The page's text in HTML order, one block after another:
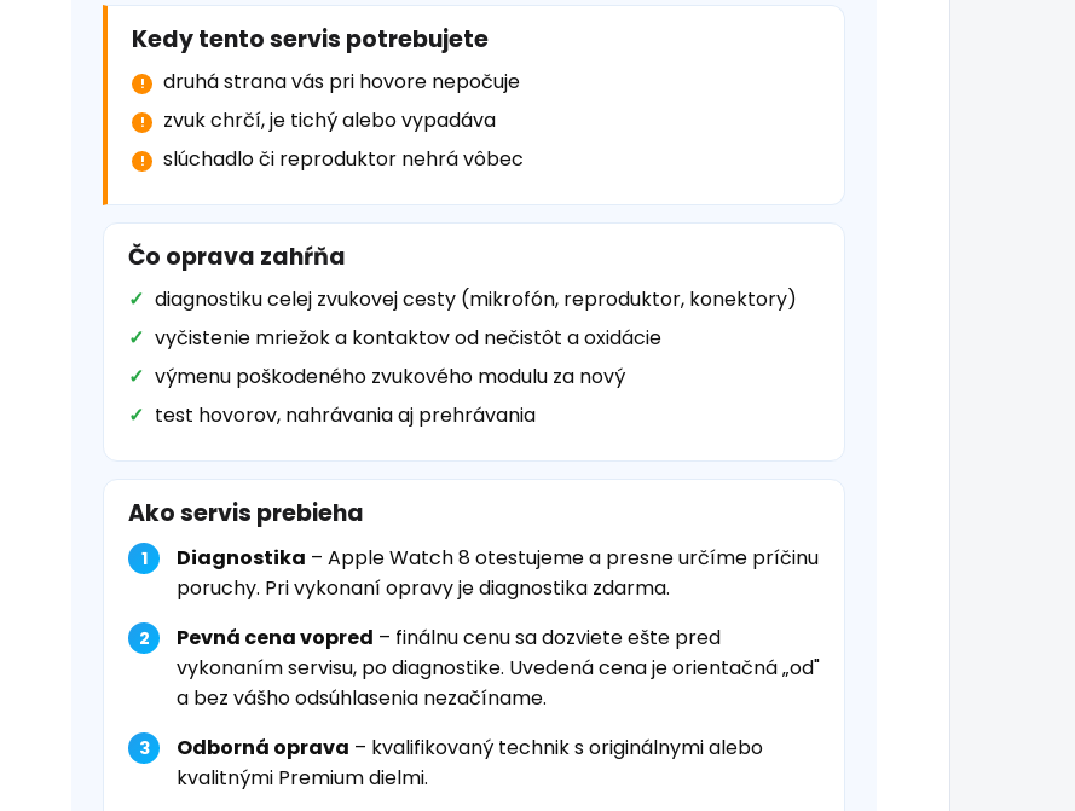
Kedy tento servis potrebujete
druhá strana vás pri hovore nepočuje
zvuk chrčí, je tichý alebo vypadáva
slúchadlo či reproduktor nehrá vôbec
Čo oprava zahŕňa
diagnostiku celej zvukovej cesty (mikrofón, reproduktor, konektory)
vyčistenie mriežok a kontaktov od nečistôt a oxidácie
výmenu poškodeného zvukového modulu za nový
test hovorov, nahrávania aj prehrávania
Ako servis prebieha
Diagnostika – Apple Watch 8 otestujeme a presne určíme príčinu
poruchy. Pri vykonaní opravy je diagnostika zdarma.
Pevná cena vopred – finálnu cenu sa dozviete ešte pred
vykonaním servisu, po diagnostike. Uvedená cena je orientačná „od"
a bez vášho odsúhlasenia nezačíname.
Odborná oprava – kvalifikovaný technik s originálnymi alebo
kvalitnými Premium dielmi.